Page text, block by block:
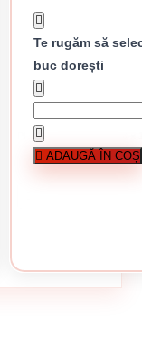
Stoc epuizat
Plasa gard impletita 1.6 x
194 lei
Te rugăm să
buc dorești
ADAUGĂ ÎN COȘ